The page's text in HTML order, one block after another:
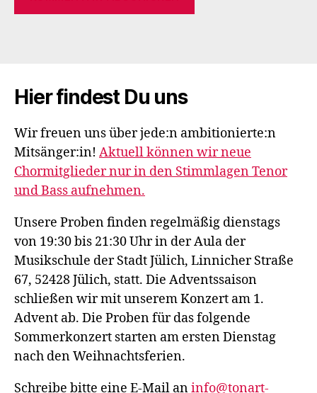
Hier findest Du uns
Wir freuen uns über jede:n ambitionierte:n
Mitsänger:in! Aktuell können wir neue
Chormitglieder nur in den Stimmlagen Tenor
und Bass aufnehmen.
Unsere Proben finden regelmäßig dienstags
von 19:30 bis 21:30 Uhr in der Aula der
Musikschule der Stadt Jülich, Linnicher Straße
67, 52428 Jülich, statt. Die Adventssaison
schließen wir mit unserem Konzert am 1.
Advent ab. Die Proben für das folgende
Sommerkonzert starten am ersten Dienstag
nach den Weihnachtsferien.
Schreibe bitte eine E-Mail aninfo@tonart-